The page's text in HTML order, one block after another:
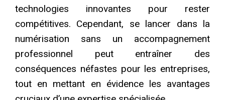
technologies innovantes pour rester
compétitives. Cependant, se lancer dans la
numérisation sans un accompagnement
professionnel peut entraîner des
conséquences néfastes pour les entreprises,
tout en mettant en évidence les avantages